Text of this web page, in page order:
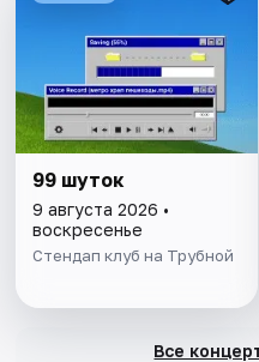
99 шуток
9 августа 2026 •
воскресенье
Стендап клуб на Трубной
Все